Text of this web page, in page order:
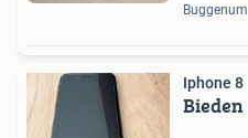
Buggenum
Iphone 8
Bieden